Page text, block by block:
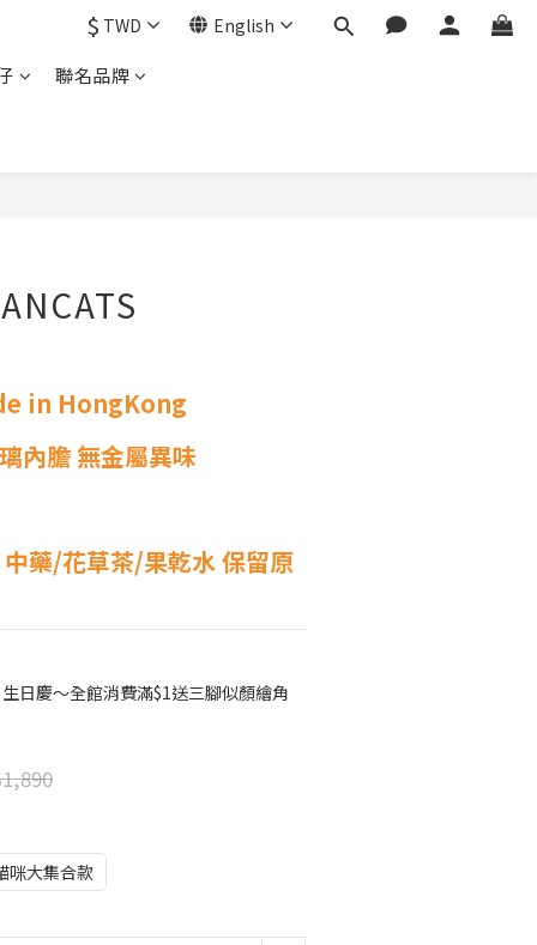
$ TWD English
聯名品牌
in HongKong
內膽 無金屬異味
藥/花草茶/果乾水 保留原
日慶～全館消費滿$1送三腳似顏繪角
咪大集合款